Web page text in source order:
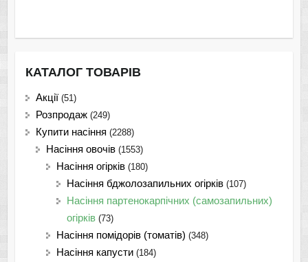
КАТАЛОГ ТОВАРІВ
Акції (51)
Розпродаж (249)
Купити насіння (2288)
Насіння овочів (1553)
Насіння огірків (180)
Насіння бджолозапильних огірків (107)
Насіння партенокарпічних (самозапильних)
огірків (73)
Насіння помідорів (томатів) (348)
Насіння капусти (184)